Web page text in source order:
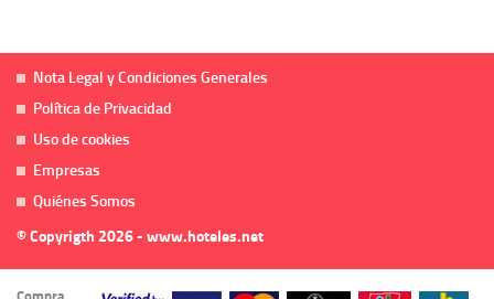
Nota Legal y Condiciones Generales
Política de Privacidad
Uso de cookies
Empresas
Quiénes Somos
© Copyrigth 2026 - www.hoteles.net